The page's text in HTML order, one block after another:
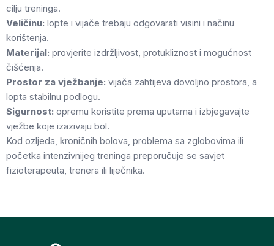
cilju treninga.
Veličinu: lopte i vijače trebaju odgovarati visini i načinu
korištenja.
Materijal: provjerite izdržljivost, protukliznost i mogućnost
čišćenja.
Prostor za vježbanje: vijača zahtijeva dovoljno prostora, a
lopta stabilnu podlogu.
Sigurnost: opremu koristite prema uputama i izbjegavajte
vježbe koje izazivaju bol.
Kod ozljeda, kroničnih bolova, problema sa zglobovima ili
početka intenzivnijeg treninga preporučuje se savjet
fizioterapeuta, trenera ili liječnika.